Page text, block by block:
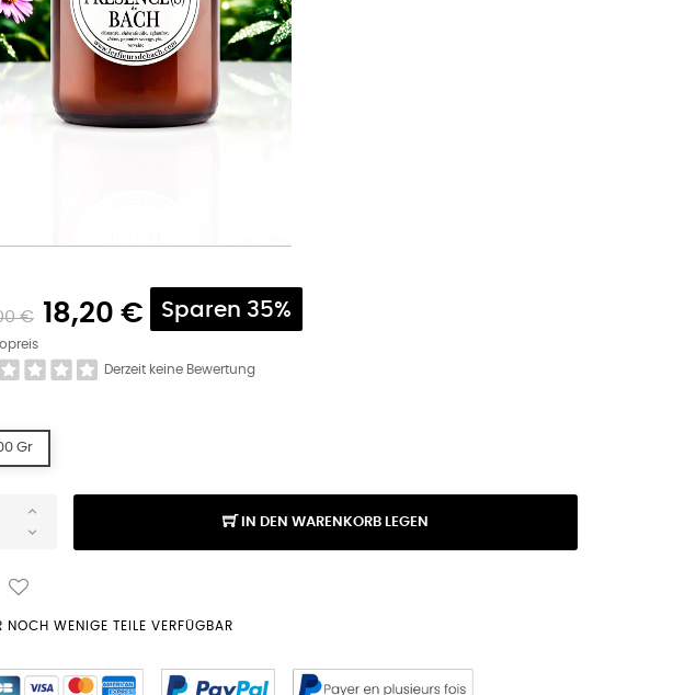
€ 18,20 € Sparen 35%
Derzeit keine Bewertung
Gr
IN DEN WARENKORB LEGEN
NOCH WENIGE TEILE VERFÜGBAR